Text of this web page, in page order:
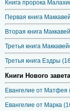
Книга пророка
Первая книга
Вторая книга
Третья книга
Третья книга Ездры
Книги Нового
Евангелие от Матфея
Евангелие от Марка